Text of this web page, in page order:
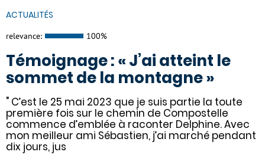
ACTUALITÉS
relevance: 100%
Témoignage : « J’ai atteint le
sommet de la montagne »
" C’est le 25 mai 2023 que je suis partie la toute
première fois sur le chemin de Compostelle
commence d’emblée à raconter Delphine. Avec
mon meilleur ami Sébastien, j’ai marché pendant
dix jours, jus